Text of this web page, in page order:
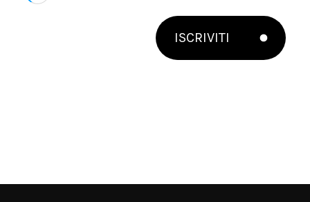
ISCRIVITI